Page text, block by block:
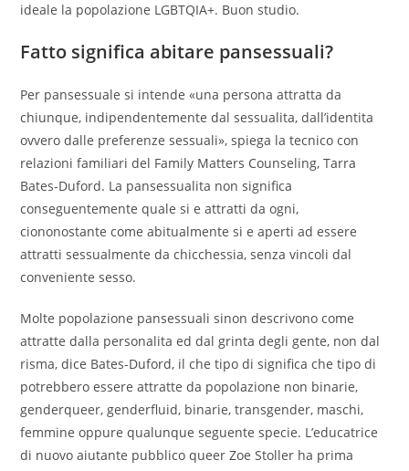
ideale la popolazione LGBTQIA+. Buon studio.
Fatto significa abitare pansessuali?
Per pansessuale si intende «una persona attratta da
chiunque, indipendentemente dal sessualita, dall’identita
ovvero dalle preferenze sessuali», spiega la tecnico con
relazioni familiari del Family Matters Counseling, Tarra
Bates-Duford. La pansessualita non significa
conseguentemente quale si e attratti da ogni,
ciononostante come abitualmente si e aperti ad essere
attratti sessualmente da chicchessia, senza vincoli dal
conveniente sesso.
Molte popolazione pansessuali sinon descrivono come
attratte dalla personalita ed dal grinta degli gente, non dal
risma, dice Bates-Duford, il che tipo di significa che tipo di
potrebbero essere attratte da popolazione non binarie,
genderqueer, genderfluid, binarie, transgender, maschi,
femmine oppure qualunque seguente specie. L’educatrice
di nuovo aiutante pubblico queer Zoe Stoller ha prima